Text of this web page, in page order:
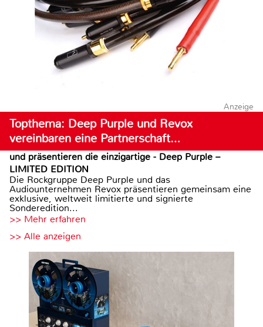
Anzeige
Topthema: Deep Purple und Revox
vereinbaren eine Partnerschaft…
und präsentieren die einzigartige - Deep Purple –
LIMITED EDITION
Die Rockgruppe Deep Purple und das
Audiounternehmen Revox präsentieren gemeinsam eine
exklusive, weltweit limitierte und signierte
Sonderedition...
>> Mehr erfahren
>> Alle anzeigen